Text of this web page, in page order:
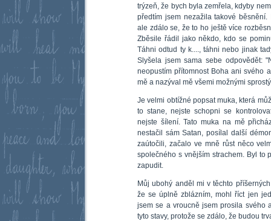
trýzeň, že bych byla zemřela, kdyby
předtím jsem nezažila takové
ale zdálo se, že to ho ještě více
Zběsile řádil jako někdo, kdo se
Táhni odtud ty k...., táhni nebo jinak
Slyšela jsem sama sebe odpovědět:
neopustím přítomnost Boha ani svého
mě a nazýval mě všemi možnými
Je velmi obtížné popsat muka, která
to stane, nejste schopni se
nejste šílení. Tato muka na mě
nestačil sám Satan, posílal další
zaútočili, začalo ve mně růst něco
společného s vnějším strachem. Byl to
zapudit.
Můj ubohý anděl mi v těchto
že se úplně zblázním, mohl říct jen
jsem se a vroucně jsem prosila svého
tyto stavy, protože se zdálo, že budou